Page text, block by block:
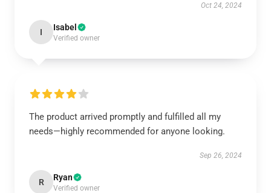
Oct 24, 2024
I Isabel
Verified owner
The product arrived promptly and fulfilled all my
needs—highly recommended for anyone looking.
Sep 26, 2024
R Ryan
Verified owner